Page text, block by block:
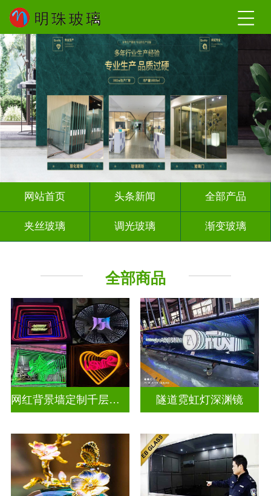
网站首页 头条新闻 全部产品
夹丝玻璃 调光玻璃 渐变玻璃
其它玻璃
全部商品
网红背景墙定制千层镜深渊镜 隧道霓虹灯深渊镜